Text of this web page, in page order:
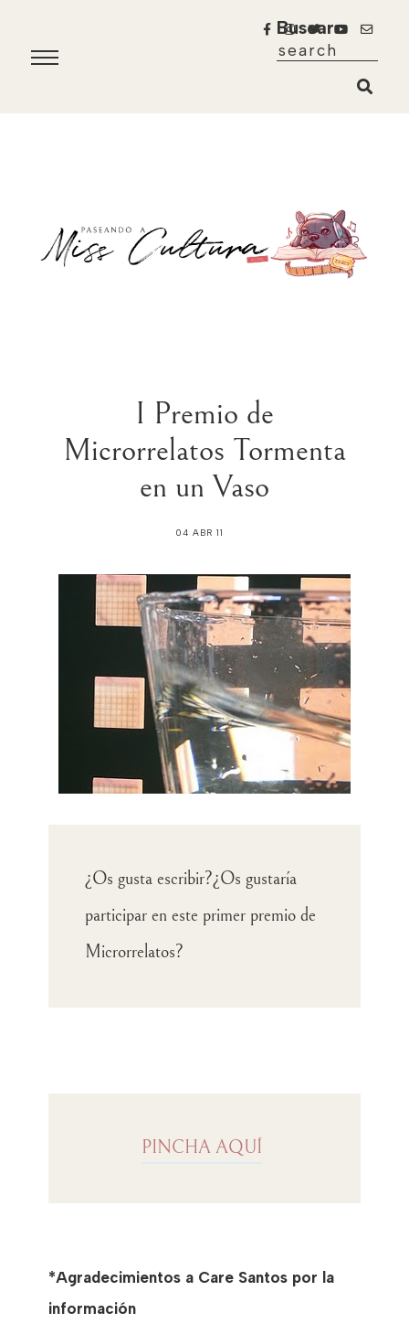
Buscar
I Premio de
Microrrelatos Tormenta
en un Vaso
04 ABR 11
¿Os gusta escribir?¿Os gustaría
participar en este primer premio de
Microrrelatos?
PINCHA AQUÍ
*Agradecimientos a Care Santos por la
información